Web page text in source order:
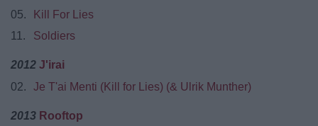
05.
Kill For Lies
11.
Soldiers
2012 J'irai
02.
Je T'ai Menti (Kill for Lies) (& Ulrik Munther)
2013 Rooftop